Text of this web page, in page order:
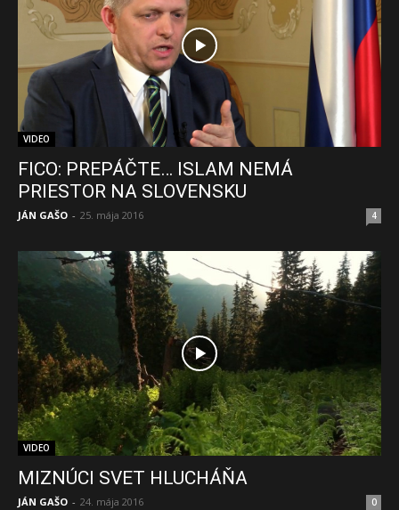
VIDEO
FICO: PREPÁČTE… ISLAM NEMÁ
PRIESTOR NA SLOVENSKU
JÁN GAŠO - 25. mája 2016 4
VIDEO
MIZNÚCI SVET HLUCHÁŇA
JÁN GAŠO - 24. mája 2016 0